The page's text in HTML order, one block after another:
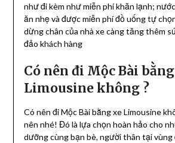
như đi kèm như miễn phí khăn lạnh;
ăn nhẹ và được miễn phí đồ uống tự
dừng chân của nhà xe càng tăng thêm
đảo khách hàng
Có nên đi Mộc Bài
Limousine không ?
Có nên đi Mộc Bài bằng xe Limousine
nên nhé! Đó là lựa chọn hoàn hảo cho
dưỡng cùng bạn bè, người thân tại